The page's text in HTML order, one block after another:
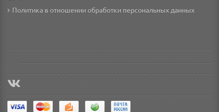
Политика в отношении обработки персональных данных